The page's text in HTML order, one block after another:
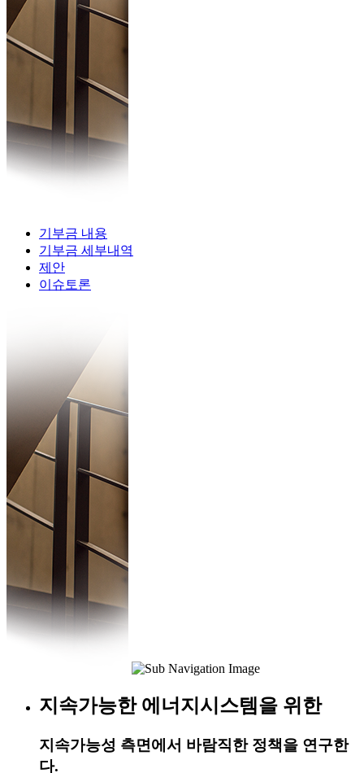
기부금 내용
기부금 세부내역
제안
이슈토론
지속가능한 에너지시스템을 위한
지속가능성 측면에서 바람직한 정책을 연구한
다.